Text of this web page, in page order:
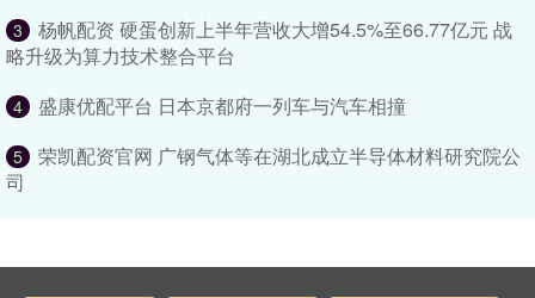
3
杨帆配资 硬蛋创新上半年营收大增54.5%至66.77亿元 战
略升级为算力技术整合平台
4 盛康优配平台 日本京都府一列车与汽车相撞
5
荣凯配资官网 广钢气体等在湖北成立半导体材料研究院公
司